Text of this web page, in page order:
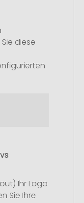
diese
Ihr Logo
Sie Ihre